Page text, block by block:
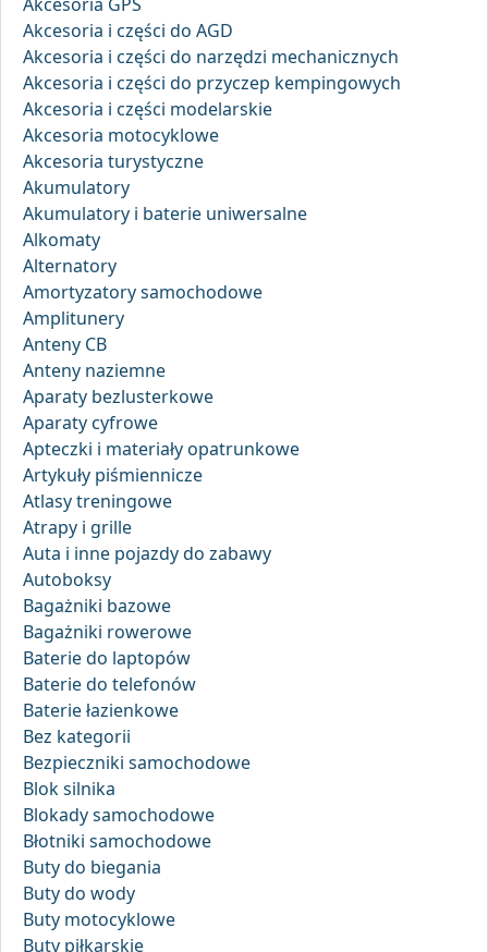
Akcesoria i części do AGD
Akcesoria i części do narzędzi mechanicznych
Akcesoria i części do przyczep kempingowych
Akcesoria i części modelarskie
Akcesoria motocyklowe
Akcesoria turystyczne
Akumulatory
Akumulatory i baterie uniwersalne
Alkomaty
Alternatory
Amortyzatory samochodowe
Amplitunery
Anteny CB
Anteny naziemne
Aparaty bezlusterkowe
Aparaty cyfrowe
Apteczki i materiały opatrunkowe
Artykuły piśmiennicze
Atlasy treningowe
Atrapy i grille
Auta i inne pojazdy do zabawy
Autoboksy
Bagażniki bazowe
Bagażniki rowerowe
Baterie do laptopów
Baterie do telefonów
Baterie łazienkowe
Bez kategorii
Bezpieczniki samochodowe
Blok silnika
Blokady samochodowe
Błotniki samochodowe
Buty do biegania
Buty do wody
Buty motocyklowe
Buty piłkarskie